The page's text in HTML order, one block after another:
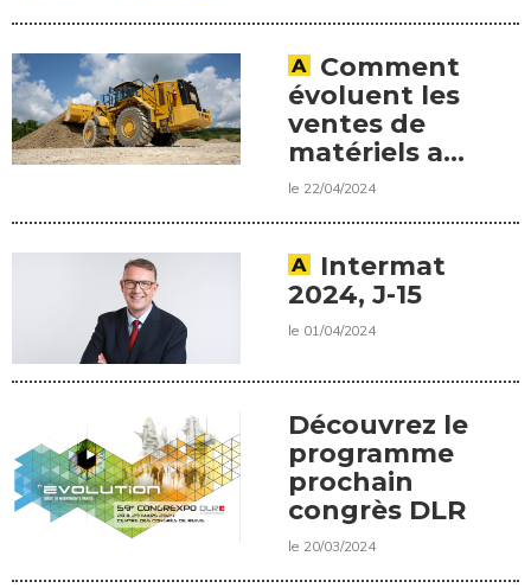
Comment
évoluent les
ventes de
matériels au
premier
le 22/04/2024
Intermat
2024, J-15
le 01/04/2024
Découvrez le
programme
prochain
congrès DLR
le 20/03/2024